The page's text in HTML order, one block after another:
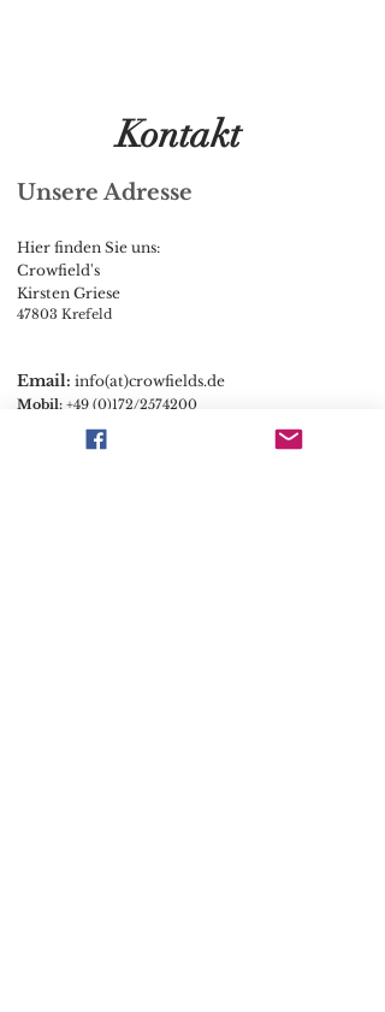
Kontakt
Unsere Adresse
Hier finden Sie uns:
Crowfield's
Kirsten Griese
47803 Krefeld
Email: info(at)crowfields.de
Mobil: +49 (0)172/2574200
Social Media